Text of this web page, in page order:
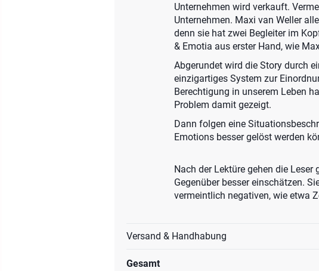
Unternehmen wird verkauft.
Unternehmen. Maxi van Weller
denn sie hat zwei Begleiter im
& Emotia aus erster Hand, wie
Abgerundet wird die Story durch
einzigartiges System zur
Berechtigung in unserem Leben
Problem damit gezeigt.
Dann folgen eine
Emotions besser gelöst werden
Nach der Lektüre gehen die
Gegenüber besser einschätzen.
vermeintlich negativen, wie etwa
Versand & Handhabung
Gesamt